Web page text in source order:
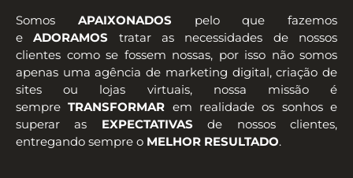
Somos APAIXONADOS pelo que fazemos
eADORAMOS tratar as necessidades de nossos
clientes como se fossem nossas, por isso não somos
apenas uma agência de marketing digital, criação de
sites ou lojas virtuais, nossa missão é
sempreTRANSFORMAR em realidade os sonhos e
superar as EXPECTATIVASde nossos clientes,
entregando sempre o MELHOR RESULTADO.